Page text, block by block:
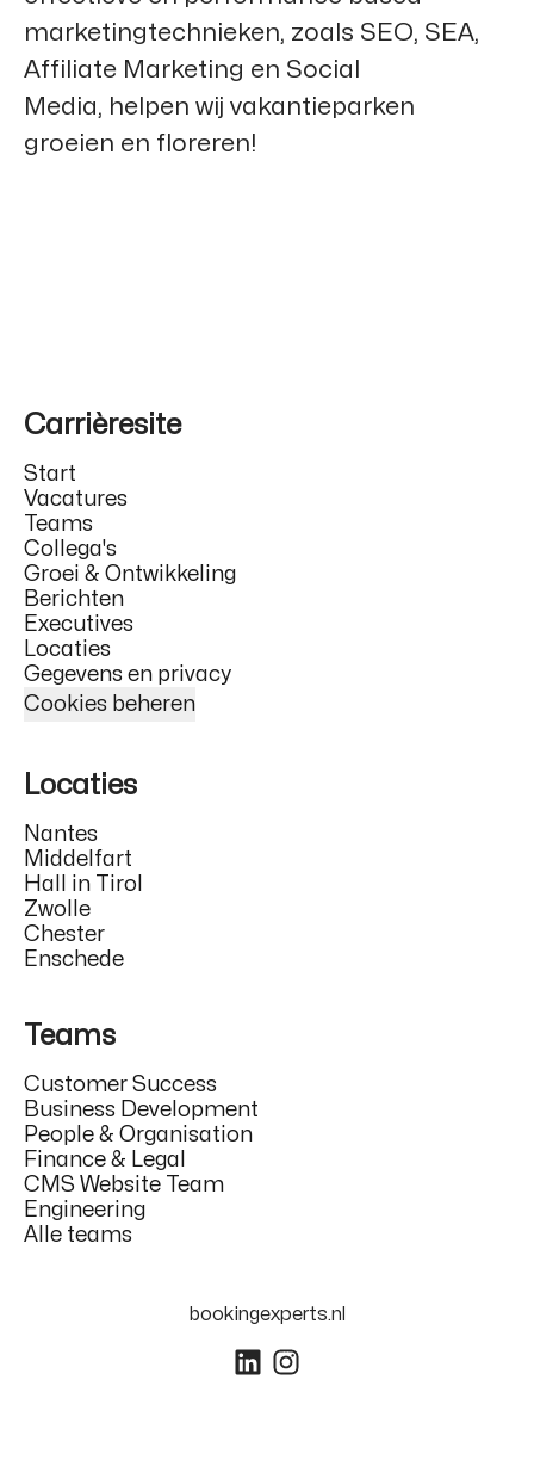
marketingtechnieken, zoals SEO, SEA,
Affiliate Marketing en Social
Media, helpen wij vakantieparken
groeien en floreren!
Carrièresite
Start
Vacatures
Teams
Collega's
Groei & Ontwikkeling
Berichten
Executives
Locaties
Gegevens en privacy
Cookies beheren
Locaties
Nantes
Middelfart
Hall in Tirol
Zwolle
Chester
Enschede
Teams
Customer Success
Business Development
People & Organisation
Finance & Legal
CMS Website Team
Engineering
Alle teams
bookingexperts.nl